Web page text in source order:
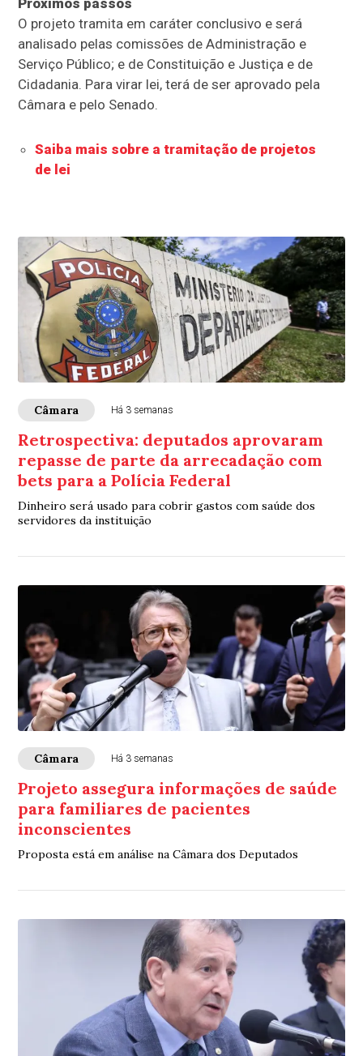
O projeto tramita em caráter conclusivo e será
analisado pelas comissões de Administração e
Serviço Público; e de Constituição e Justiça e de
Cidadania. Para virar lei, terá de ser aprovado pela
Câmara e pelo Senado.
Saiba mais sobre a tramitação de projetos
de lei
Câmara Há 3 semanas
Retrospectiva: deputados aprovaram
repasse de parte da arrecadação com
bets para a Polícia Federal
Dinheiro será usado para cobrir gastos com saúde dos
servidores da instituição
Câmara Há 3 semanas
Projeto assegura informações de saúde
para familiares de pacientes
inconscientes
Proposta está em análise na Câmara dos Deputados